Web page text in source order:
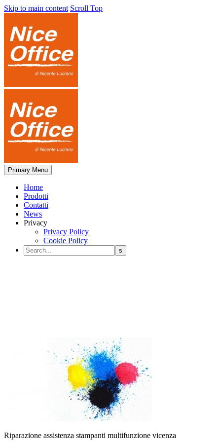
Skip to main content Scroll Top
Primary Menu
Home
Prodotti
Contatti
News
Privacy
Privacy Policy
Cookie Policy
Riparazione assistenza stampanti multifunzione vicenza